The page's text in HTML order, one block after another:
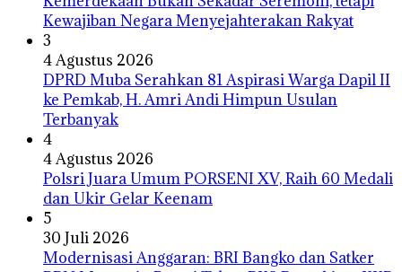
Kewajiban Negara Menyejahterakan Rakyat
3
4 Agustus 2026
DPRD Muba Serahkan 81 Aspirasi Warga Dapil II
ke Pemkab, H. Amri Andi Himpun Usulan
Terbanyak
4
4 Agustus 2026
Polsri Juara Umum PORSENI XV, Raih 60 Medali
dan Ukir Gelar Keenam
5
30 Juli 2026
Modernisasi Anggaran: BRI Bangko dan Satker